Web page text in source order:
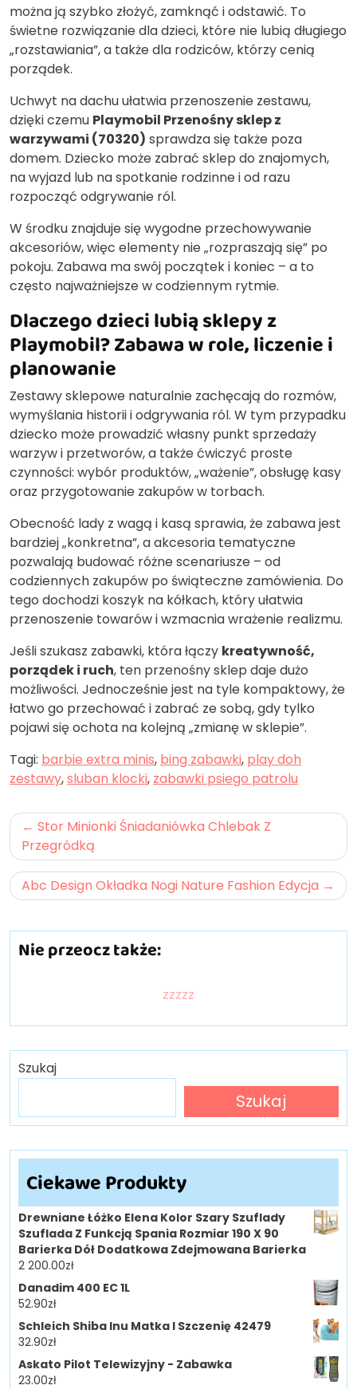
można ją szybko złożyć, zamknąć i odstawić. To
świetne rozwiązanie dla dzieci, które nie lubią długiego
„rozstawiania”, a także dla rodziców, którzy cenią
porządek.
Uchwyt na dachu ułatwia przenoszenie zestawu,
dzięki czemu Playmobil Przenośny sklep z
warzywami (70320) sprawdza się także poza
domem. Dziecko może zabrać sklep do znajomych,
na wyjazd lub na spotkanie rodzinne i od razu
rozpocząć odgrywanie ról.
W środku znajduje się wygodne przechowywanie
akcesoriów, więc elementy nie „rozpraszają się” po
pokoju. Zabawa ma swój początek i koniec – a to
często najważniejsze w codziennym rytmie.
Dlaczego dzieci lubią sklepy z
Playmobil? Zabawa w role, liczenie i
planowanie
Zestawy sklepowe naturalnie zachęcają do rozmów,
wymyślania historii i odgrywania ról. W tym przypadku
dziecko może prowadzić własny punkt sprzedaży
warzyw i przetworów, a także ćwiczyć proste
czynności: wybór produktów, „ważenie”, obsługę kasy
oraz przygotowanie zakupów w torbach.
Obecność lady z wagą i kasą sprawia, że zabawa jest
bardziej „konkretna”, a akcesoria tematyczne
pozwalają budować różne scenariusze – od
codziennych zakupów po świąteczne zamówienia. Do
tego dochodzi koszyk na kółkach, który ułatwia
przenoszenie towarów i wzmacnia wrażenie realizmu.
Jeśli szukasz zabawki, która łączy kreatywność,
porządek i ruch, ten przenośny sklep daje dużo
możliwości. Jednocześnie jest na tyle kompaktowy, że
łatwo go przechować i zabrać ze sobą, gdy tylko
pojawi się ochota na kolejną „zmianę w sklepie”.
Tagi: barbie extra minis, bing zabawki, play doh
zestawy,sluban klocki, zabawki psiego patrolu
Nawigacja
wpisu
Stor Minionki Śniadaniówka Chlebak Z
Przegródką
Abc Design Okładka Nogi Nature Fashion Edycja
Nie przeocz także:
zzzzz
Szukaj
Szukaj
Ciekawe Produkty
Drewniane Łóżko Elena Kolor Szary Szuflady
Szuflada Z Funkcją Spania Rozmiar 190 X 90
Barierka Dół Dodatkowa Zdejmowana Barierka
2 200.00zł
Danadim 400 EC 1L
52.90zł
Schleich Shiba Inu Matka I Szczenię 42479
32.90zł
Askato Pilot Telewizyjny - Zabawka
23.00zł